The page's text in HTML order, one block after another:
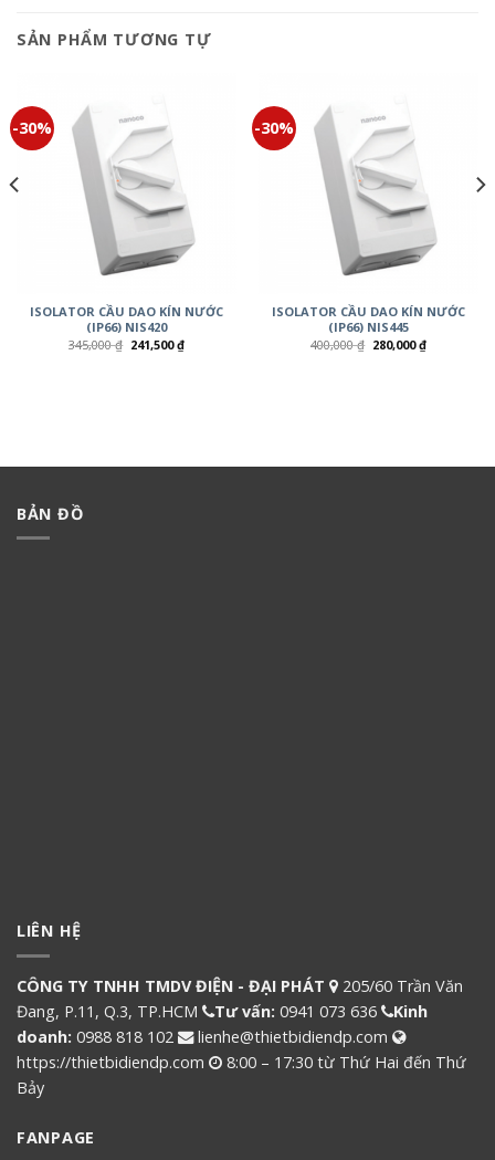
SẢN PHẨM TƯƠNG TỰ
-30%
ISOLATOR CẦU DAO KÍN NƯỚC
(IP66) NIS420
345,000₫ 241,500₫
-30%
ISOLATOR CẦU DAO KÍN NƯỚC
(IP66) NIS445
400,000₫ 280,000₫
BẢN ĐỒ
LIÊN HỆ
CÔNG TY TNHH TMDV ĐIỆN - ĐẠI PHÁT
205/60 Trần Văn
Đang, P.11, Q.3, TP.HCM
Tư vấn: 0941 073 636
Kinh
doanh: 0988 818 102
lienhe@thietbidiendp.com
https://thietbidiendp.com
8:00 – 17:30 từ Thứ Hai đến Thứ
Bảy
FANPAGE